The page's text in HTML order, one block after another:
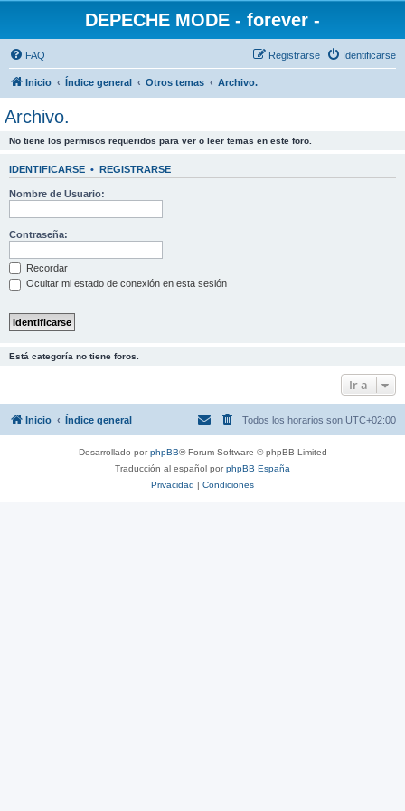
DEPECHE MODE - forever -
FAQ Identificarse
Registrarse
Inicio Índice general Otros temas Archivo.
Archivo.
No tiene los permisos requeridos para ver o leer temas en este foro.
IDENTIFICARSE • REGISTRARSE
Nombre de Usuario:
Contraseña:
Recordar
Ocultar mi estado de conexión en esta sesión
Está categoría no tiene foros.
Ir a
Inicio Índice general Todos los horarios son UTC+02:00
Desarrollado porphpBB® Forum Software © phpBB Limited
Traducción al español porphpBB España
Privacidad | Condiciones